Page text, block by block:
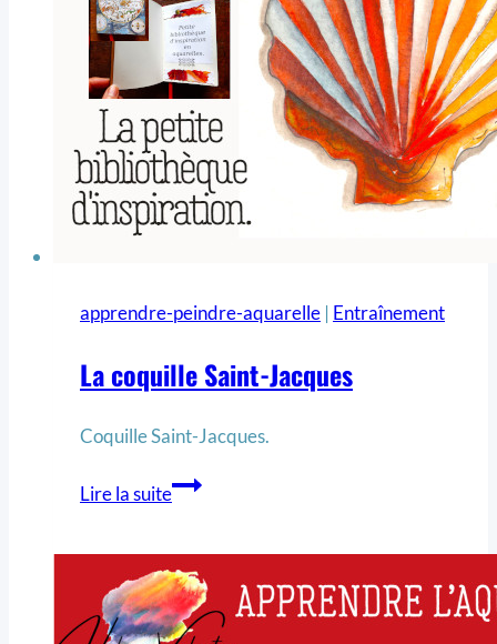
apprendre-peindre-aquarelle | Entraînement
La coquille Saint-Jacques
Coquille Saint-Jacques.
Lire la suite